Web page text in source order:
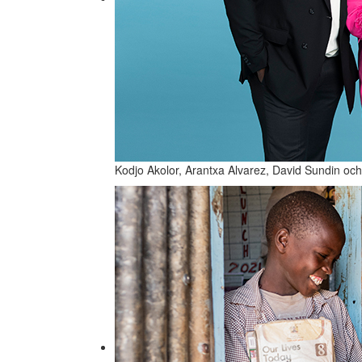
Kodjo Akolor, Arantxa Alvarez, David Sundin